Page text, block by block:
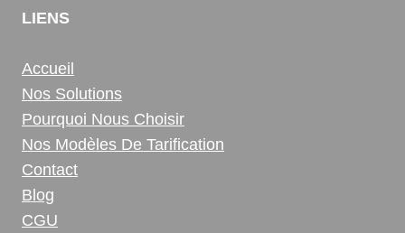
LIENS
Accueil
Nos Solutions
Pourquoi Nous Choisir
Nos Modèles De Tarification
Contact
Blog
CGU